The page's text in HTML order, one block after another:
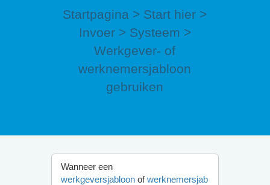
Startpagina > Start hier >
Invoer > Systeem >
Werkgever- of
werknemersjabloon
gebruiken
Wanneer een
werkgeversjabloon ofwerknemersjab